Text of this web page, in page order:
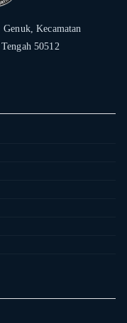
Kecamatan
50512